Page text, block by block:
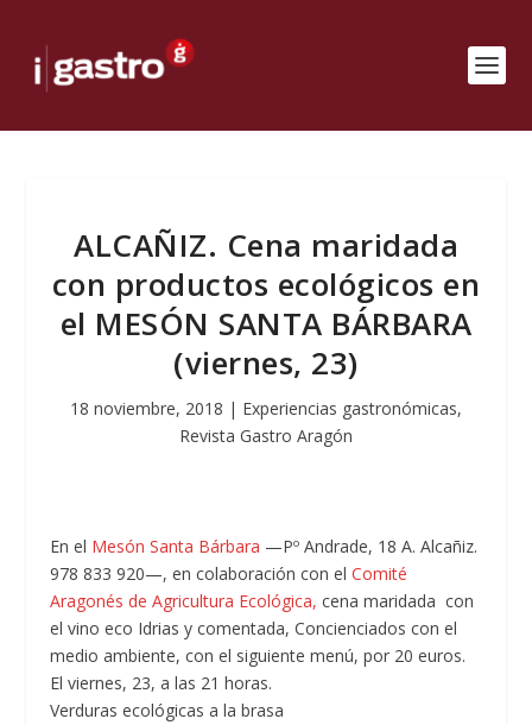
ALCAÑIZ. Cena maridada
con productos ecológicos en
el MESÓN SANTA BÁRBARA
(viernes, 23)
18 noviembre, 2018 | Experiencias gastronómicas,
Revista Gastro Aragón
En el Mesón Santa Bárbara —Pº Andrade, 18 A. Alcañiz.
978 833 920—, en colaboración con elComité
Aragonés de Agricultura Ecológica, cena maridada con
el vino eco Idrias y comentada, Concienciados con el
medio ambiente, con el siguiente menú, por 20 euros.
El viernes, 23, a las 21 horas.
Verduras ecológicas a la brasa